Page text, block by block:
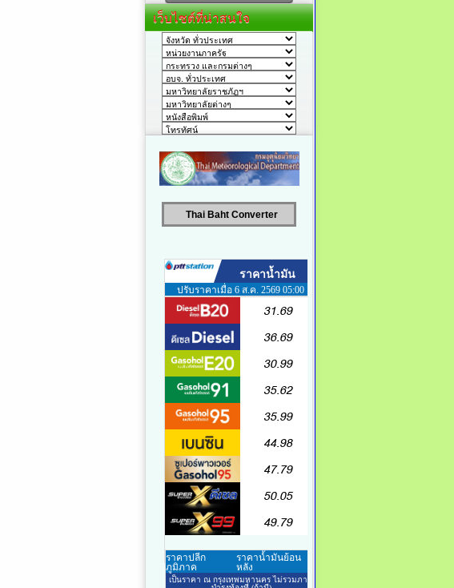
เว็บไซต์ที่น่าสนใจ
Thai Baht Converter